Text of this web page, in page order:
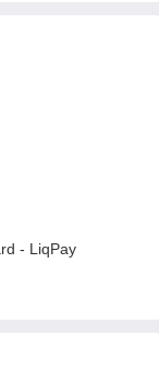
- LiqPay